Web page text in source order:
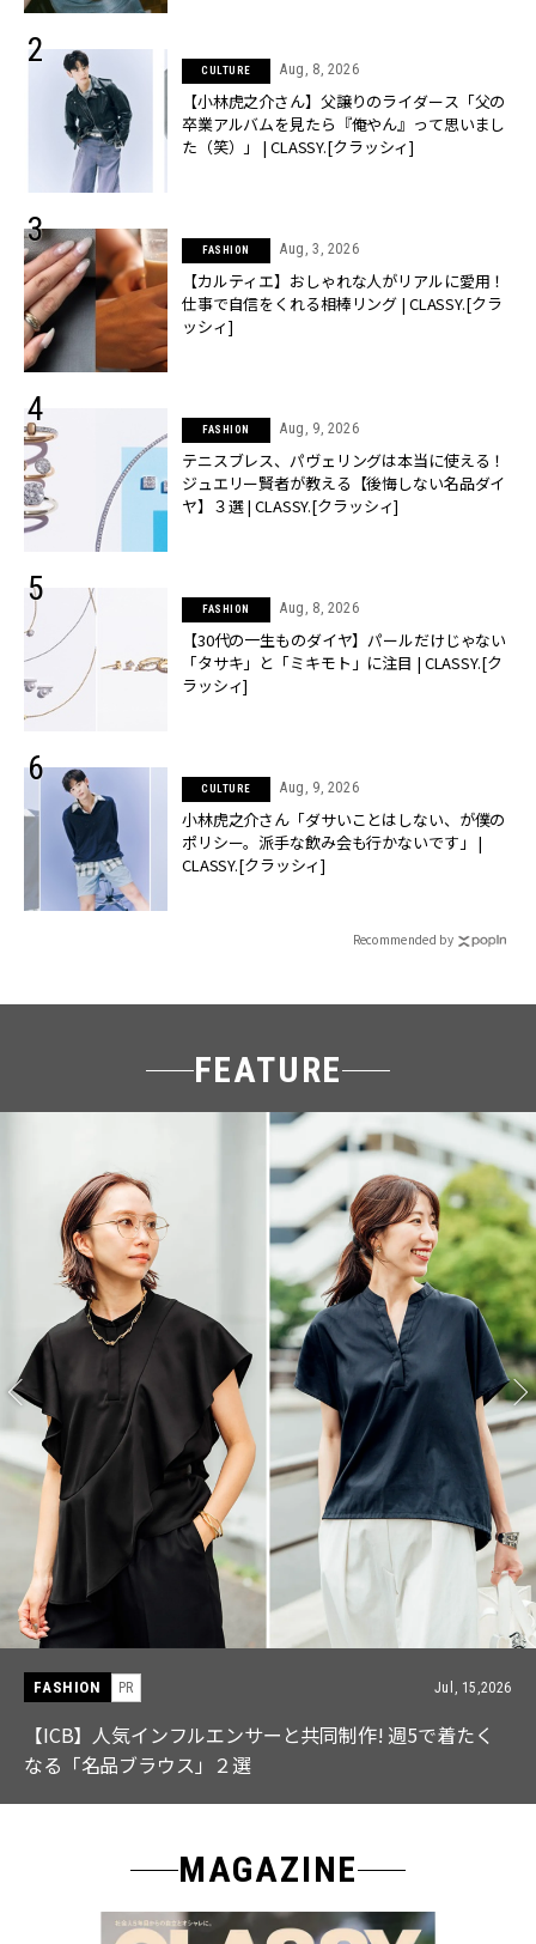
CULTURE Aug, 8, 2026
【小林虎之介さん】父譲りのライダース「父の
卒業アルバムを見たら『俺やん』って思いまし
た（笑）」 | CLASSY.[クラッシィ]
FASHION Aug, 3, 2026
【カルティエ】おしゃれな人がリアルに愛用！
仕事で自信をくれる相棒リング | CLASSY.[クラ
ッシィ]
FASHION Aug, 9, 2026
テニスブレス、パヴェリングは本当に使える！
ジュエリー賢者が教える【後悔しない名品ダイ
ヤ】３選 | CLASSY.[クラッシィ]
FASHION Aug, 8, 2026
【30代の一生ものダイヤ】パールだけじゃない
「タサキ」と「ミキモト」に注目 | CLASSY.[ク
ラッシィ]
CULTURE Aug, 9, 2026
小林虎之介さん「ダサいことはしない、が僕の
ポリシー。派手な飲み会も行かないです」 |
CLASSY.[クラッシィ]
Recommended by
FEATURE
FASHION PR Jul, 15,2026
【ICB】人気インフルエンサーと共同制作! 週5で着たく
なる「名品ブラウス」２選
MAGAZINE